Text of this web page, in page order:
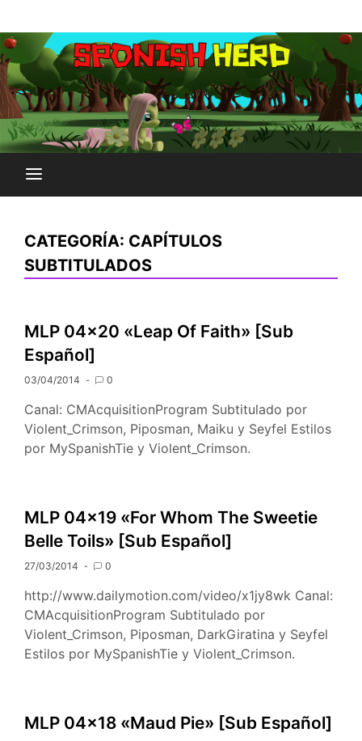
al
contenido
SPONISH HERD
CATEGORÍA: CAPÍTULOS
SUBTITULADOS
MLP 04×20 «Leap Of Faith» [Sub
Español]
03/04/2014 0
Canal: CMAcquisitionProgram Subtitulado por
Violent_Crimson, Piposman, Maiku y Seyfel Estilos
por MySpanishTie y Violent_Crimson.
MLP 04×19 «For Whom The Sweetie
Belle Toils» [Sub Español]
27/03/2014 0
http://www.dailymotion.com/video/x1jy8wk Canal:
CMAcquisitionProgram Subtitulado por
Violent_Crimson, Piposman, DarkGiratina y Seyfel
Estilos por MySpanishTie y Violent_Crimson.
MLP 04×18 «Maud Pie» [Sub Español]